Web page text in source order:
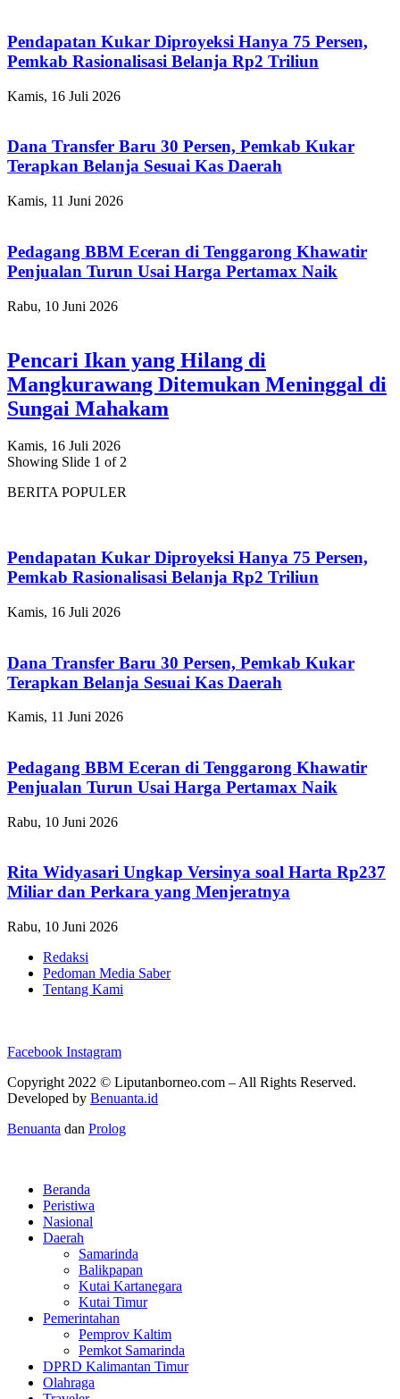
Pendapatan Kukar Diproyeksi Hanya 75 Persen,
Pemkab Rasionalisasi Belanja Rp2 Triliun
Kamis, 16 Juli 2026
Dana Transfer Baru 30 Persen, Pemkab Kukar
Terapkan Belanja Sesuai Kas Daerah
Kamis, 11 Juni 2026
Pedagang BBM Eceran di Tenggarong Khawatir
Penjualan Turun Usai Harga Pertamax Naik
Rabu, 10 Juni 2026
Pencari Ikan yang Hilang di
Mangkurawang Ditemukan Meninggal di
Sungai Mahakam
Kamis, 16 Juli 2026
Showing Slide 1 of 2
BERITA POPULER
Pendapatan Kukar Diproyeksi Hanya 75 Persen,
Pemkab Rasionalisasi Belanja Rp2 Triliun
Kamis, 16 Juli 2026
Dana Transfer Baru 30 Persen, Pemkab Kukar
Terapkan Belanja Sesuai Kas Daerah
Kamis, 11 Juni 2026
Pedagang BBM Eceran di Tenggarong Khawatir
Penjualan Turun Usai Harga Pertamax Naik
Rabu, 10 Juni 2026
Rita Widyasari Ungkap Versinya soal Harta Rp237
Miliar dan Perkara yang Menjeratnya
Rabu, 10 Juni 2026
Redaksi
Pedoman Media Saber
Tentang Kami
Facebook Instagram
Copyright 2022 © Liputanborneo.com – All Rights Reserved.
Developed by Benuanta.id
Benuanta dan Prolog
Beranda
Peristiwa
Nasional
Daerah
Samarinda
Balikpapan
Kutai Kartanegara
Kutai Timur
Pemerintahan
Pemprov Kaltim
Pemkot Samarinda
DPRD Kalimantan Timur
Olahraga